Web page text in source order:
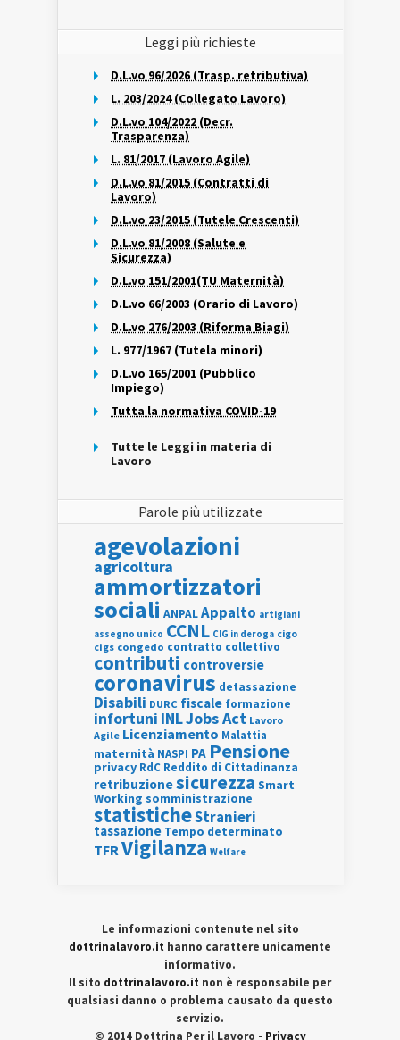
Leggi più richieste
D.L.vo 96/2026 (Trasp. retributiva)
L. 203/2024 (Collegato Lavoro)
D.L.vo 104/2022 (Decr.
Trasparenza)
L. 81/2017 (Lavoro Agile)
D.L.vo 81/2015 (Contratti di
Lavoro)
D.L.vo 23/2015 (Tutele Crescenti)
D.L.vo 81/2008 (Salute e
Sicurezza)
D.L.vo 151/2001(TU Maternità)
D.L.vo 66/2003 (Orario di Lavoro)
D.L.vo 276/2003 (Riforma Biagi)
L. 977/1967 (Tutela minori)
D.L.vo 165/2001 (Pubblico
Impiego)
Tutta la normativa COVID-19
Tutte le Leggi in materia di
Lavoro
Parole più utilizzate
agevolazioni
agricoltura
ammortizzatori
sociali ANPALAppalto artigiani
assegno unico CCNL CIG in deroga cigo
cigs congedo contratto collettivo
contributi controversie
coronavirus detassazione
Disabili DURC fiscale formazione
infortuni INLJobs Act Lavoro
Agile Licenziamento Malattia
maternità NASPI PA Pensione
privacy RdC Reddito di Cittadinanza
retribuzionesicurezza Smart
Working somministrazione
statisticheStranieri
tassazione Tempo determinato
TFR Vigilanza Welfare
Le informazioni contenute nel sito
dottrinalavoro.it hanno carattere unicamente
informativo.
Il sito dottrinalavoro.it non è responsabile per
qualsiasi danno o problema causato da questo
servizio.
© 2014 Dottrina Per il Lavoro - Privacy